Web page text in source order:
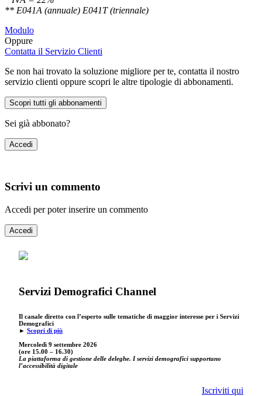
** E041A (annuale) E041T (triennale)
Modulo
Oppure
Contatta il Servizio Clienti
Se non hai trovato la soluzione migliore per te, contatta il nostro
servizio clienti oppure scopri le altre tipologie di abbonamenti.
Scopri tutti gli abbonamenti
Sei già abbonato?
Accedi
Scrivi un commento
Accedi per poter inserire un commento
Accedi
Servizi Demografici Channel
Il canale diretto con l’esperto sulle tematiche di maggior interesse per i Servizi
Demografici
► Scopri di più
Mercoledì 9 settembre 2026
(ore 15.00 – 16.30)
La piattaforma di gestione delle deleghe. I servizi demografici supportano
l’accessibilità digitale
Iscriviti qui